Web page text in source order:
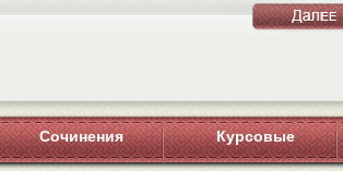
Сочинения Курсовые